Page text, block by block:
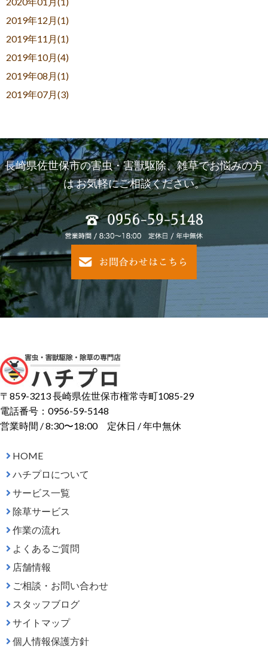
2019年12月(1)
2019年11月(1)
2019年10月(4)
2019年08月(1)
2019年07月(3)
長崎県佐世保市の害虫・害獣駆除、雑草でお悩みの方
はお気軽にご相談ください。
〒859-3213 長崎県佐世保市権常寺町1085-29
電話番号：0956-59-5148
営業時間 / 8:30〜18:00 定休日 / 年中無休
HOME
ハチプロについて
サービス一覧
除草サービス
作業の流れ
よくあるご質問
店舗情報
ご相談・お問い合わせ
スタッフブログ
サイトマップ
個人情報保護方針